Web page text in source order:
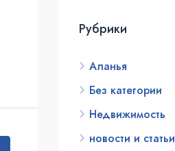
Рубрики
Аланья
Без категории
Недвижимость
новости и статьи